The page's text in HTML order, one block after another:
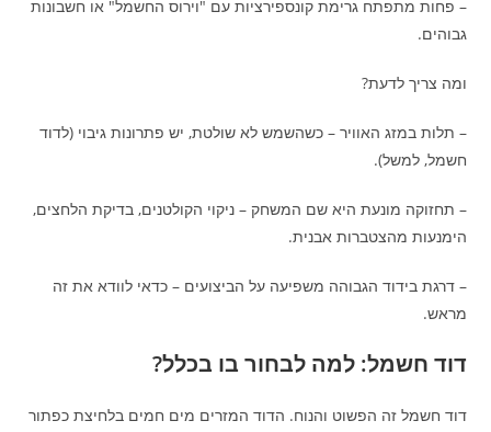
– פחות מתפתח גרימת קונספירציות עם "וירוס החשמל" או חשבונות
גבוהים.
ומה צריך לדעת?
– תלות במזג האוויר – כשהשמש לא שולטת, יש פתרונות גיבוי (לדוד
חשמל, למשל).
– תחזוקה מונעת היא שם המשחק – ניקוי הקולטנים, בדיקת הלחצים,
הימנעות מהצטברות אבנית.
– דרגת בידוד הגבוהה משפיעה על הביצועים – כדאי לוודא את זה
מראש.
דוד חשמל: למה לבחור בו בכלל?
דוד חשמל זה הפשוט והנוח. הדוד המזרים מים חמים בלחיצת כפתור